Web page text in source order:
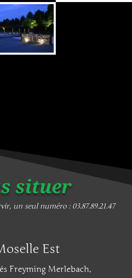
situer
un seul numéro : 03.87.89.21.47
Est
Freyming Merlebach,